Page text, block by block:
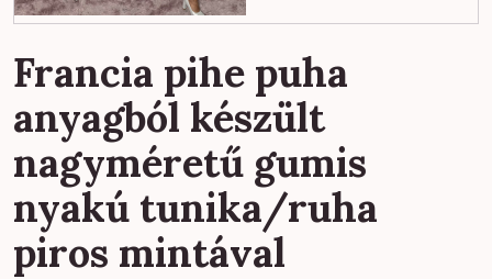
Francia pihe puha
anyagból készült
nagyméretű gumis
nyakú tunika/ruha
piros mintával